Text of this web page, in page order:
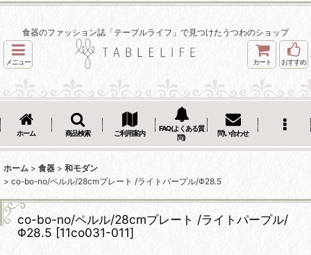
食器のファッション誌「テーブルライフ」で見つけたうつわのショップ
メニュー カート おすすめ
ホーム 商品検索 ご利用案内
FAQ(よくある質
問)
問い合わせ
ホーム > 食器 > 和モダン
> co-bo-no/ペルル/28cmプレート /ライトパープル/Φ28.5
co-bo-no/ペルル/28cmプレート /ライトパープル/
Φ28.5 [11co031-011]